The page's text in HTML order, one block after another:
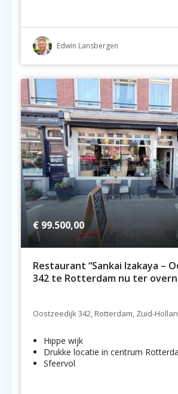
Edwin Lansbergen
€ 99.500,00
Restaurant “Sankai Izakaya –
342 te Rotterdam nu ter
Oostzeedijk 342, Rotterdam, Zuid-
Hippe wijk
Drukke locatie in centrum
Sfeervol